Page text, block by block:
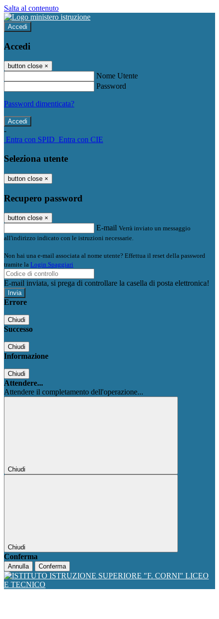
Salta al contenuto
Accedi
Accedi
button close ×
Nome Utente
Password
Password dimenticata?
-
Entra con SPID Entra con CIE
Seleziona utente
button close ×
Recupero password
button close ×
E-mail Verrà inviato un messaggio
all'indirizzo indicato con le istruzioni necessarie.
Non hai una e-mail associata al nome utente? Effettua il reset della password
tramite la Login Spaggiari
E-mail inviata, si prega di controllare la casella di posta elettronica!
Errore
Chiudi
Successo
Chiudi
Informazione
Chiudi
Attendere...
Attendere il completamento dell'operazione...
Chiudi
Chiudi
Conferma
Annulla Conferma